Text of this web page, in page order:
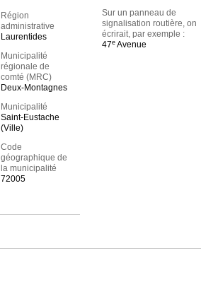
Région
administrative
Laurentides
Municipalité
régionale de
comté (MRC)
Deux-Montagnes
Municipalité
Saint-Eustache
(Ville)
Code
géographique de
la municipalité
72005
Sur un panneau de
signalisation routière, on
écrirait, par exemple :
47eAvenue